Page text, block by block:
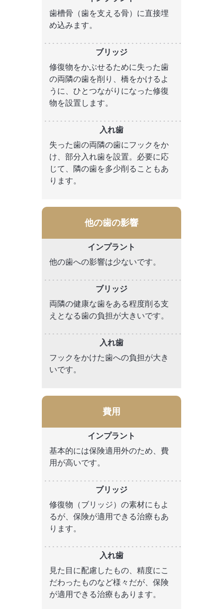
歯槽骨（歯を支える骨）に直接埋
め込みます。
修復物をかぶせるために失った歯
の両隣の歯を削り、橋をかけるよ
うに、ひとつながりになった修復
物を設置します。
失った歯の両隣の歯にフックをか
け、部分入れ歯を設置。必要に応
じて、隣の歯を多少削ることもあ
ります。
他の歯の影響
他の歯への影響は少ないです。
両隣の健康な歯をある程度削る支
えとなる歯の負担が大きいです。
フックをかけた歯への負担が大き
いです。
費用
基本的には保険適用外のため、費
用が高いです。
修復物（ブリッジ）の素材にもよ
るが、保険が適用できる治療もあ
ります。
見た目に配慮したもの、精度にこ
だわったものなど様々だが、保険
が適用できる治療もあります。